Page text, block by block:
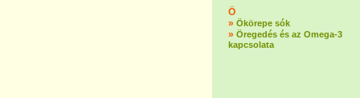
Ö
» Ökörepe sók
» Öregedés és az Omega-3
kapcsolata